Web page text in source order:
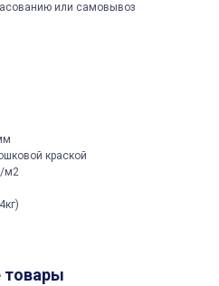
или самовывоз
краской
м2
товары